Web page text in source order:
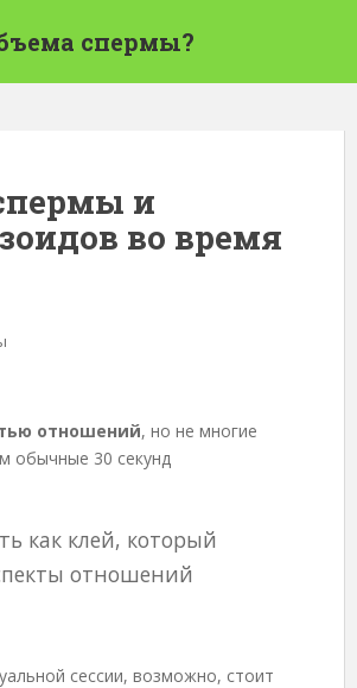
спермы?
и
во время
отношений, но не многие
обычные 30 секунд
как клей, который
отношений
сессии, возможно, стоит